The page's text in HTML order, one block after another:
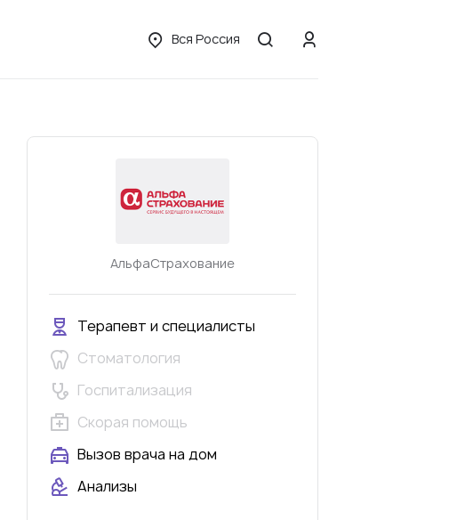
Вся Россия
АльфаСтрахование
Терапевт и специалисты
Стоматология
Госпитализация
Скорая помощь
Вызов врача на дом
Анализы